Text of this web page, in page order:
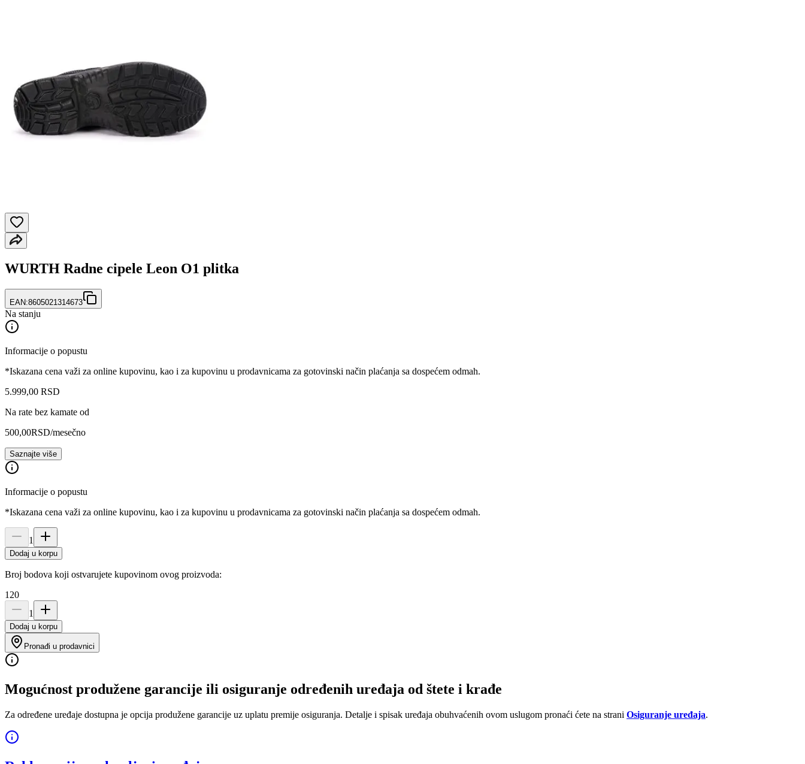
WURTH Radne cipele Leon O1 plitka
EAN:8605021314673
Na stanju
Informacije o popustu
*Iskazana cena važi za online kupovinu, kao i za kupovinu u prodavnicama za gotovinski način plaćanja sa dospećem odmah.
5.999,00 RSD
Na rate bez kamate od
500,00RSD/mesečno
Saznajte više
Informacije o popustu
*Iskazana cena važi za online kupovinu, kao i za kupovinu u prodavnicama za gotovinski način plaćanja sa dospećem odmah.
1
Dodaj u korpu
Broj bodova koji ostvarujete kupovinom ovog proizvoda:
120
1
Dodaj u korpu
Pronađi u prodavnici
Mogućnost produžene garancije ili osiguranje određenih uređaja od štete i krađe
Za određene uređaje dostupna je opcija produžene garancije uz uplatu premije osiguranja. Detalje i spisak uređaja obuhvaćenih ovom uslugom pronaći ćete na strani Osiguranje uređaja.